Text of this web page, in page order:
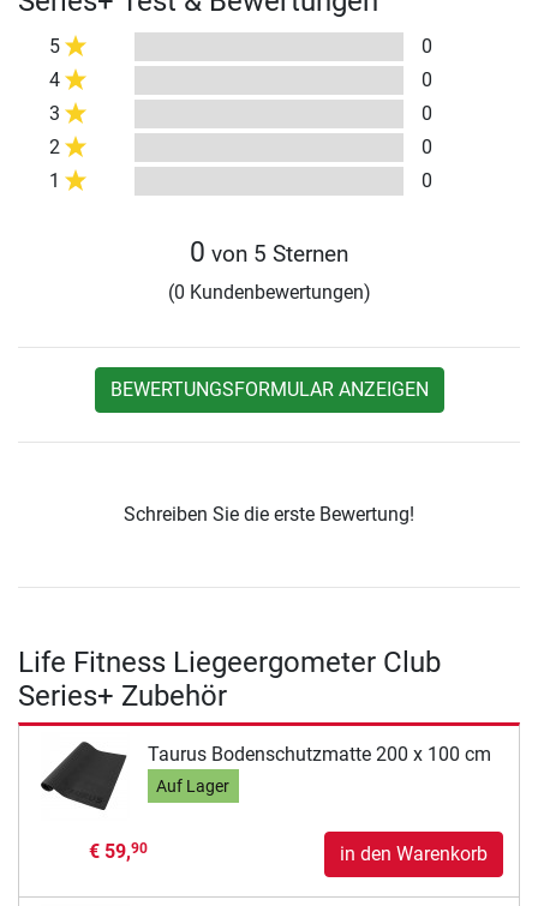
5
0
4
0
3
0
2
0
1
0
0 von 5 Sternen
(0 Kundenbewertungen)
BEWERTUNGSFORMULAR ANZEIGEN
Schreiben Sie die erste Bewertung!
Life Fitness Liegeergometer Club
Series+ Zubehör
Taurus Bodenschutzmatte 200 x 100 cm
Auf Lager
€ 59,90 in den Warenkorb